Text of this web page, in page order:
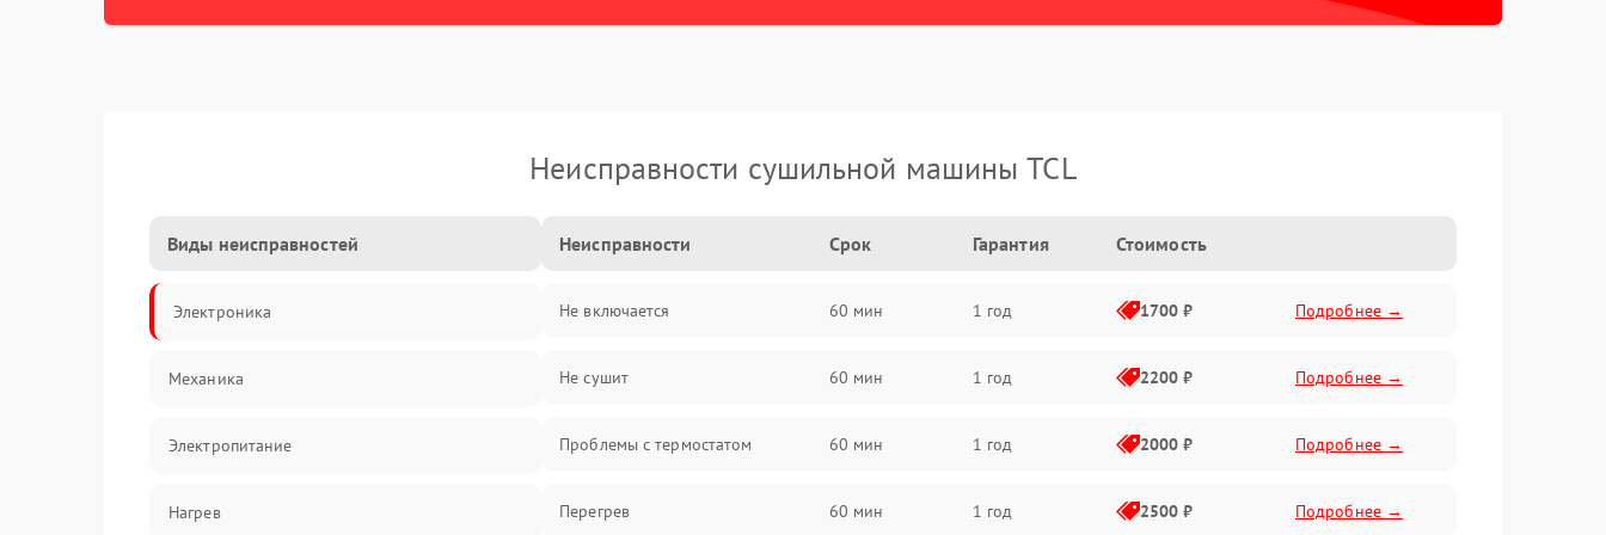
Неисправности сушильной машины TCL
Виды неисправностей
Электроника
Механика
Электропитание
Нагрев
Неисправности Срок Гарантия Стоимость
Не включается 60 мин 1 год 1700 ₽ Подробнее →
Не сушит 60 мин 1 год 2200 ₽ Подробнее →
Проблемы с термостатом 60 мин 1 год 2000 ₽ Подробнее →
Перегрев 60 мин 1 год 2500 ₽ Подробнее →